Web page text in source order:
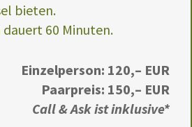
bieten.
dauert 60 Minuten.
Einzelperson: 120,– EUR
Paarpreis: 150,– EUR
Call & Ask ist inklusive*